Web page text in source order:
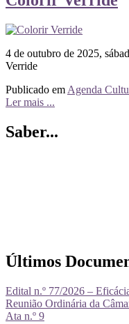
4 de outubro de 2025,
Verride
Publicado em Agenda
Ler mais ...
Saber...
Últimos
Edital n.º 77/2026 –
Reunião Ordinária da
Ata n.º 9